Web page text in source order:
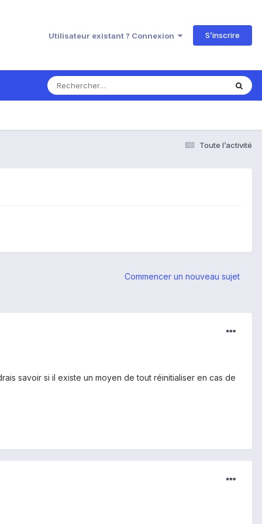
Utilisateur existant ? Connexion S’inscrire
Toute l’activité
Commencer un nouveau sujet
savoir si il existe un moyen de tout réinitialiser en cas de